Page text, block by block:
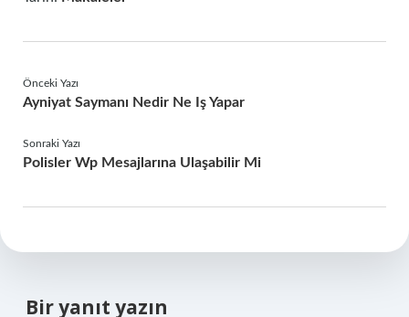
Önceki Yazı
Ayniyat Saymanı Nedir Ne Iş Yapar
Sonraki Yazı
Polisler Wp Mesajlarına Ulaşabilir Mi
Bir yanıt yazın